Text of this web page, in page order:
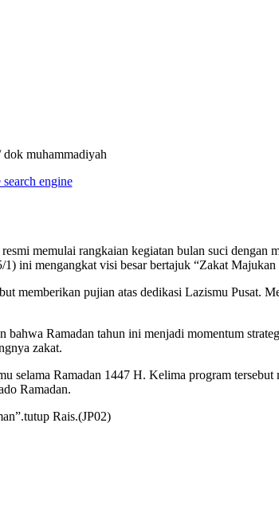
muhammadiyah
memulai rangkaian kegiatan bulan suci dengan
mengangkat visi besar bertajuk “Zakat Majukan
memberikan pujian atas dedikasi Lazismu Pusat.
Ramadan tahun ini menjadi momentum
zakat.
selama Ramadan 1447 H. Kelima program
Ramadan.
Rais.(JP02)